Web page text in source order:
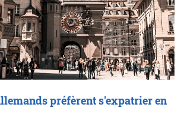
préfèrent s'expatrier en